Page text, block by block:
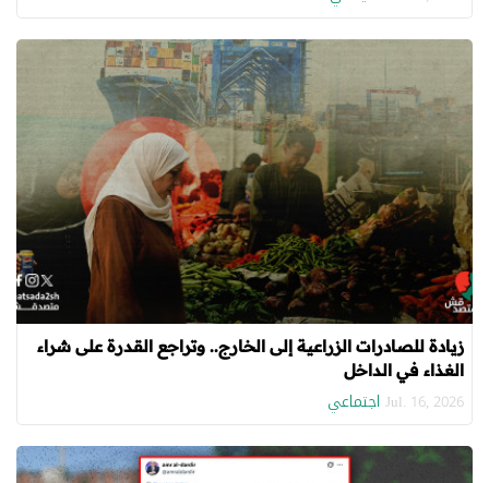
زيادة للصادرات الزراعية إلى الخارج.. وتراجع القدرة على شراء
الغذاء في الداخل
Jul. 16, 2026 اجتماعي